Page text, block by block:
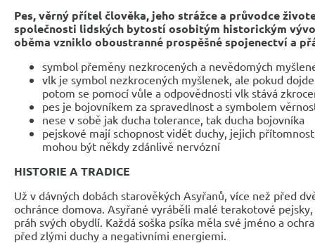
Pes, věrný přítel člověka, jeho strážce a průvodce
společnosti lidských bytostí osobitým historickým
oběma vzniklo oboustranné prospěšné spojenectví a
symbol přeměny nezkrocených a nevědomých
vlk je symbol nezkrocených myšlenek, ale pokud
potom se pomocí vůle a odpovědnosti vlk stává
pes je bojovníkem za spravedlnost a symbolem
nese v sobě jak ducha tolerance, tak ducha bojovníka
pejskové mají schopnost vidět duchy, jejich
mohou být někdy zdánlivě nervózní
HISTORIE A TRADICE
Už v dávných dobách starověkých Asyřanů, více než před
ochránce domova. Asyřané vyráběli malé terakotové
práh svých obydlí. Každá soška psíka měla své jméno a
před zlými duchy a negativními energiemi.